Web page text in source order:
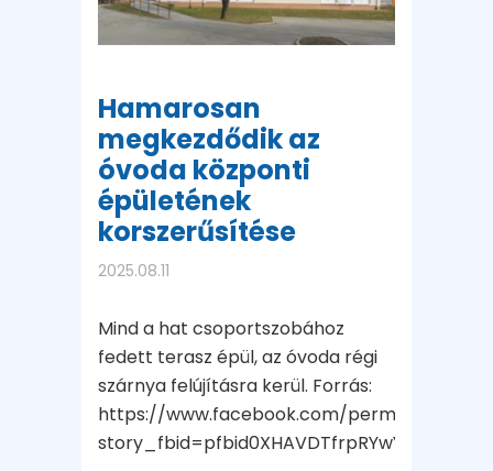
Hamarosan
megkezdődik az
óvoda központi
épületének
korszerűsítése
2025.08.11
Mind a hat csoportszobához
fedett terasz épül, az óvoda régi
szárnya felújításra kerül. Forrás:
https://www.facebook.com/permalink.php?